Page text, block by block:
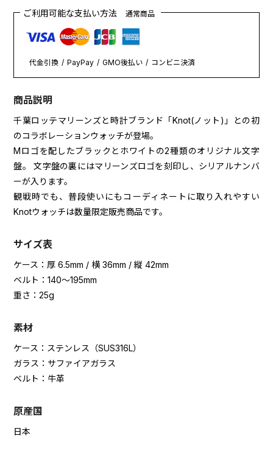
ご利用可能な支払い方法通常商品
代金引換 PayPay GMO後払い コンビニ決済
商品説明
千葉ロッテマリーンズと時計ブランド「Knot(ノット)」との初
のコラボレーションウォッチが登場。
Mロゴを配したブラックとホワイトの2種類のオリジナル文字
盤。 文字盤の裏にはマリーンズロゴを刻印し、シリアルナンバ
ーが入ります。
観戦時でも、普段使いにもコーディネートに取り入れやすい
Knotウォッチは数量限定販売商品です。
サイズ表
ケース：厚 6.5mm / 横 36mm / 縦 42mm
ベルト：140～195mm
重さ：25g
素材
ケース：ステンレス（SUS316L）
ガラス：サファイアガラス
ベルト：牛革
原産国
日本